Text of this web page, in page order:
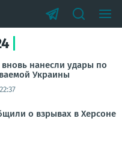
нанесли удары по
Украины
о взрывах в Херсоне